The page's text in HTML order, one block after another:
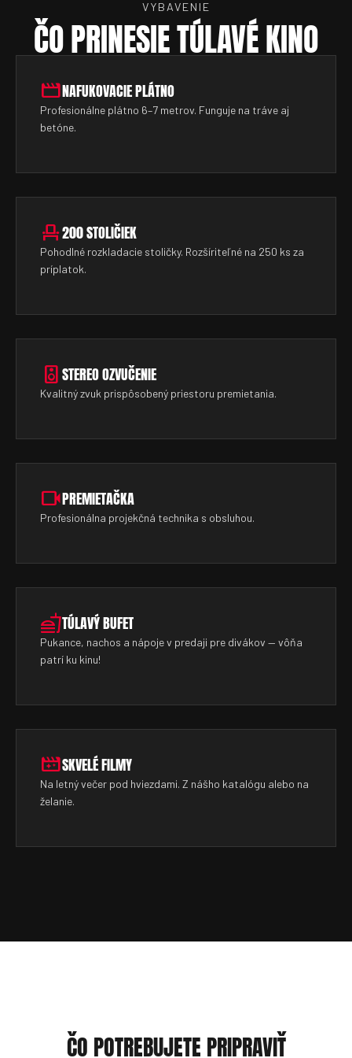
VYBAVENIE
ČO PRINESIE TÚLAVÉ KINO
movieNAFUKOVACIE PLÁTNO
Profesionálne plátno 6–7 metrov. Funguje na tráve aj
betóne.
event_seat200 STOLIČIEK
Pohodlné rozkladacie stoličky. Rozšíriteľné na 250 ks za
príplatok.
speakerSTEREO OZVUČENIE
Kvalitný zvuk prispôsobený priestoru premietania.
videocamPREMIETAČKA
Profesionálna projekčná technika s obsluhou.
fastfoodTÚLAVÝ BUFET
Pukance, nachos a nápoje v predaji pre divákov — vôňa
patrí ku kinu!
movie_filterSKVELÉ FILMY
Na letný večer pod hviezdami. Z nášho katalógu alebo na
želanie.
ČO POTREBUJETE PRIPRAVIŤ